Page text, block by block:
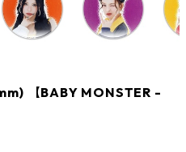
【BABY MONSTER -